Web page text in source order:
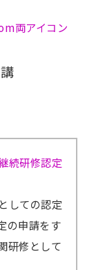
両アイコン
続研修認定
しての認定
の申請をす
研修として